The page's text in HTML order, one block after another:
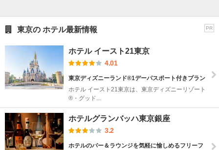
PR
東京の ホテル最新情報
ホテル イースト21東京
4.01
東京ディズニーランド®1デーパスポート付きプラン
ホテル イースト21東京は、東京ディズニーリゾート
®・グッド...
ホテルグランバッハ東京銀座
3.2
ホテルのバー＆ラウンジを気軽に愉しめるフリーフ